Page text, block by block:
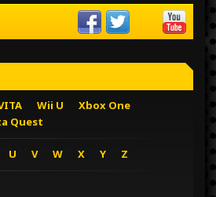
Wii U
Xbox One
Quest
U V W X Y Z